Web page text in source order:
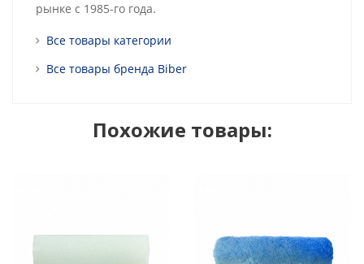
рынке с 1985-го года.
Все товары категории
Все товары бренда Biber
Похожие товары: